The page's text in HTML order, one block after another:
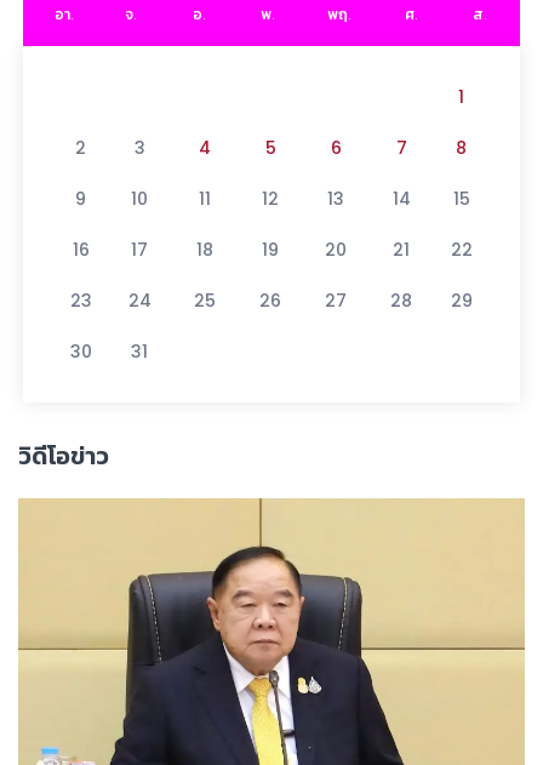
อา. จ. อ. พ. พฤ. ศ. ส.
1
2 3 4 5 6 7 8
9 10 11 12 13 14 15
16 17 18 19 20 21 22
23 24 25 26 27 28 29
30 31
วิดีโอข่าว